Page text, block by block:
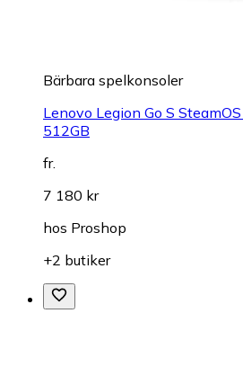
Bärbara spelkonsoler
Lenovo Legion Go S
512GB
fr.
7 180 kr
hos Proshop
+2 butiker